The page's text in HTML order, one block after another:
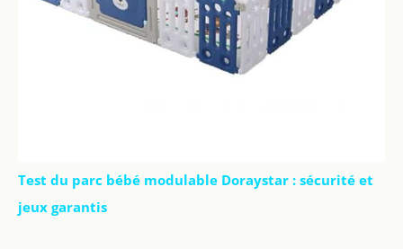
Test du parc bébé modulable Doraystar : sécurité et
jeux garantis